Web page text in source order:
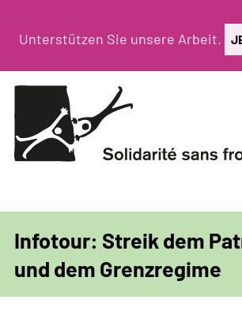
zumUnterstützen Sie unsere Arbeit.
Infotour: Streik dem
und dem Grenzregime